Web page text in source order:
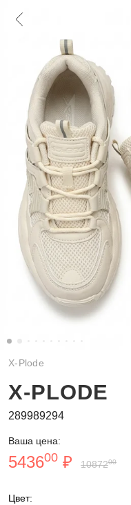
X-Plode
X-PLODE
289989294
Ваша цена:
543600 ₽ 1087200
Цвет: